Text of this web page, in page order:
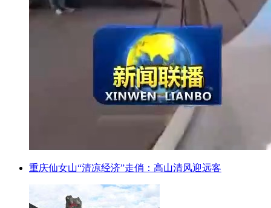
重庆仙女山“清凉经济”走俏：高山清风迎远客